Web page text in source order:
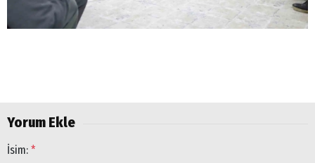
Yorum Ekle
İsim: *